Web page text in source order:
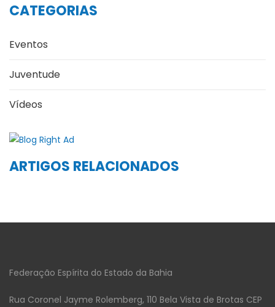
CATEGORIAS
Eventos
Juventude
Vídeos
ARTIGOS RELACIONADOS
Federação Espírita do Estado da Bahia
Rua Coronel Jayme Rolemberg, 110 Bela Vista de Brotas CEP